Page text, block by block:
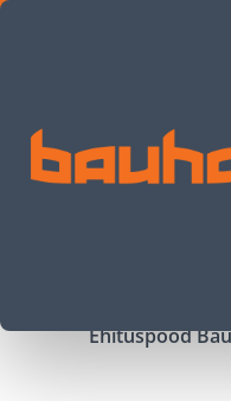
Lülitid ja pistikupesad -
Ehituspood